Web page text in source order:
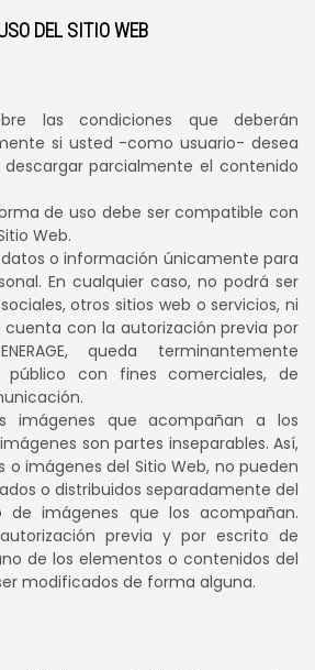
DEL SITIO WEB
las condiciones que deberán
si usted -como usuario- desea
descargar parcialmente el contenido
de uso debe ser compatible con
Web.
o información únicamente para
En cualquier caso, no podrá ser
otros sitios web o servicios, ni
cuenta con la autorización previa por
queda terminantemente
público con fines comerciales, de
imágenes que acompañan a los
son partes inseparables. Así,
o imágenes del Sitio Web, no pueden
o distribuidos separadamente del
imágenes que los acompañan.
previa y por escrito de
de los elementos o contenidos del
modificados de forma alguna.